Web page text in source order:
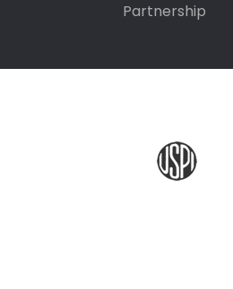
Partnership